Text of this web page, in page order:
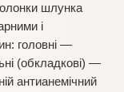
шлунка
і
головні —
(обкладкові) —
антианемічний